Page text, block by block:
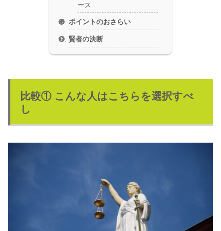
ース
ポイントのおさらい
賢者の決断
比較① こんな人はこちらを選択すべ
し